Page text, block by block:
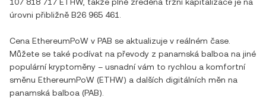
úrovni přibližně B26 965 461
Cena EthereumPoW v PAB se aktualizuje v reálném čase.
Můžete se také podívat na převody z panamská balboa na jiné
populární kryptoměny – usnadní vám to rychlou a komfortní
směnu EthereumPoW (ETHW) a dalších digitálních měn na
panamská balboa (PAB).